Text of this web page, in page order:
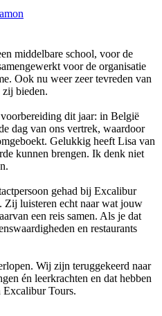
middelbare school, voor de
voor de organisatie
Ook nu weer zeer tevreden van
zij bieden.
dit jaar: in België
dag van ons vertrek, waardoor
Gelukkig heeft Lisa van
kunnen brengen. Ik denk niet
gehad bij Excalibur
Zij luisteren echt naar wat jouw
een reis samen. Als je dat
en restaurants
Wij zijn teruggekeerd naar
én leerkrachten en dat hebben
Excalibur Tours.